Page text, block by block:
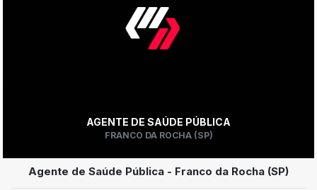
AGENTE DE SAÚDE PÚBLICA
FRANCO DA ROCHA (SP)
Agente de Saúde Pública - Franco da Rocha (SP)